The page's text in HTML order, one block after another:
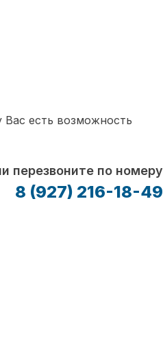
Вас есть возможность
перезвоните по номеру
8 (927) 216-18-49